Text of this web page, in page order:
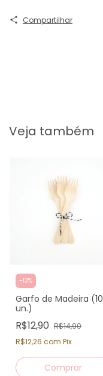
Compartilhar
Veja também
-13%
Garfo de Madeira (10
un.)
R$12,90 R$14,90
R$12,26 com Pix